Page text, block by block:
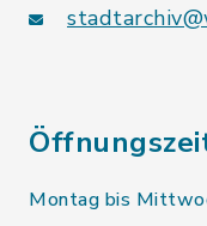
Montag bis